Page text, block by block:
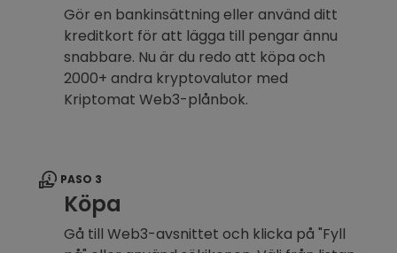
Gör en bankinsättning eller använd ditt
kreditkort för att lägga till pengar ännu
snabbare. Nu är du redo att köpa och
2000+ andra kryptovalutor med
Kriptomat Web3-plånbok.
PASO 3
Köpa
Gå till Web3-avsnittet och klicka på "Fyll